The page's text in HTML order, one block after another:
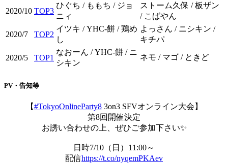
2020/10 TOP3
ひぐち / ももち / ジョ
ニィ
ストーム久保 / 板ザン
/ こばやん
2020/7 TOP2
イツキ / YHC-餅 / 鶏め
し
よっさん / ニシキン /
キチパ
2020/5 TOP1
なおーん / YHC-餅 / ニ
シキン
ネモ / マゴ / ときど
PV・告知等
【#TokyoOnlineParty83on3 SFVオンライン大会】
第8回開催決定
お誘い合わせの上、ぜひご参加下さい✨
日時7/10（日）11:00～
配信https://t.co/nyqemPKAev